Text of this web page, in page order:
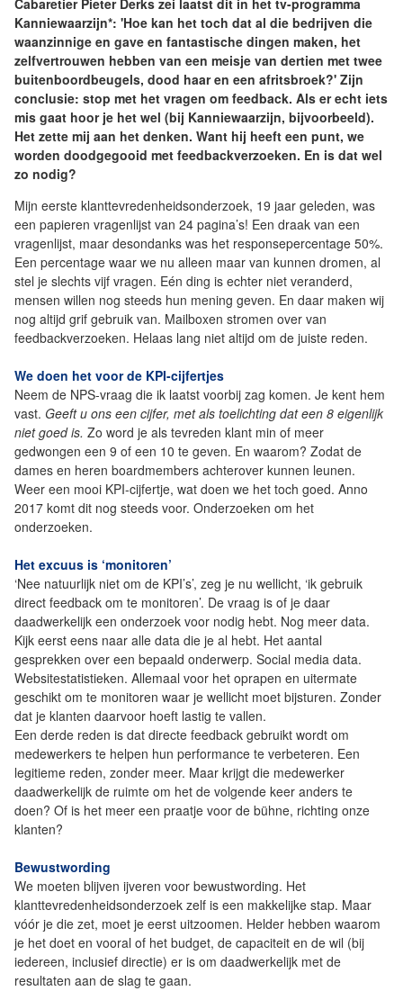
Cabaretier Pieter Derks zei laatst dit in het tv-programma
Kanniewaarzijn*: 'Hoe kan het toch dat al die bedrijven die
waanzinnige en gave en fantastische dingen maken, het
zelfvertrouwen hebben van een meisje van dertien met twee
buitenboordbeugels, dood haar en een afritsbroek?' Zijn
conclusie: stop met het vragen om feedback. Als er echt iets
mis gaat hoor je het wel (bij Kanniewaarzijn, bijvoorbeeld).
Het zette mij aan het denken. Want hij heeft een punt, we
worden doodgegooid met feedbackverzoeken. En is dat wel
zo nodig?
Mijn eerste klanttevredenheidsonderzoek, 19 jaar geleden, was
een papieren vragenlijst van 24 pagina’s! Een draak van een
vragenlijst, maar desondanks was het responsepercentage 50%.
Een percentage waar we nu alleen maar van kunnen dromen, al
stel je slechts vijf vragen. Eén ding is echter niet veranderd,
mensen willen nog steeds hun mening geven. En daar maken wij
nog altijd grif gebruik van. Mailboxen stromen over van
feedbackverzoeken. Helaas lang niet altijd om de juiste reden.
We doen het voor de KPI-cijfertjes
Neem de NPS-vraag die ik laatst voorbij zag komen. Je kent hem
vast. Geeft u ons een cijfer, met als toelichting dat een 8 eigenlijk
niet goed is. Zo word je als tevreden klant min of meer
gedwongen een 9 of een 10 te geven. En waarom? Zodat de
dames en heren boardmembers achterover kunnen leunen.
Weer een mooi KPI-cijfertje, wat doen we het toch goed. Anno
2017 komt dit nog steeds voor. Onderzoeken om het
onderzoeken.
Het excuus is ‘monitoren’
‘Nee natuurlijk niet om de KPI’s’, zeg je nu wellicht, ‘ik gebruik
direct feedback om te monitoren’. De vraag is of je daar
daadwerkelijk een onderzoek voor nodig hebt. Nog meer data.
Kijk eerst eens naar alle data die je al hebt. Het aantal
gesprekken over een bepaald onderwerp. Social media data.
Websitestatistieken. Allemaal voor het oprapen en uitermate
geschikt om te monitoren waar je wellicht moet bijsturen. Zonder
dat je klanten daarvoor hoeft lastig te vallen.
Een derde reden is dat directe feedback gebruikt wordt om
medewerkers te helpen hun performance te verbeteren. Een
legitieme reden, zonder meer. Maar krijgt die medewerker
daadwerkelijk de ruimte om het de volgende keer anders te
doen? Of is het meer een praatje voor de bühne, richting onze
klanten?
Bewustwording
We moeten blijven ijveren voor bewustwording. Het
klanttevredenheidsonderzoek zelf is een makkelijke stap. Maar
vóór je die zet, moet je eerst uitzoomen. Helder hebben waarom
je het doet en vooral of het budget, de capaciteit en de wil (bij
iedereen, inclusief directie) er is om daadwerkelijk met de
resultaten aan de slag te gaan.